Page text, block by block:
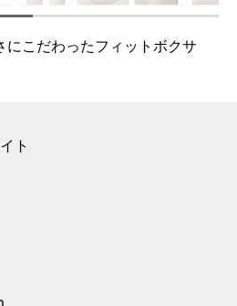
にこだわったフィットボクサ
ト